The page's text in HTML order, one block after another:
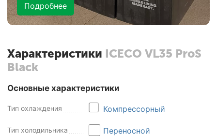
Подробнее
Характеристики ICECO VL35 ProS
Black
Основные характеристики
Тип охлаждения Компрессорный
Тип холодильника Переносной